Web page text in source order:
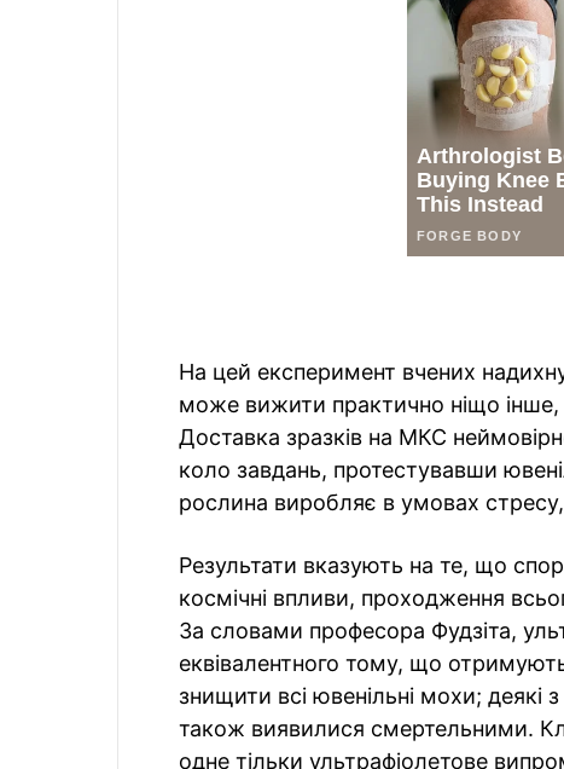
На цей експеримент вчених
може вижити практично ніщо інше,
Доставка зразків на МКС
коло завдань, протестувавши
рослина виробляє в умовах
Результати вказують на те, що
космічні впливи, проходження
За словами професора Фудзіта,
еквівалентного тому, що
знищити всі ювенільні мохи;
також виявилися смертельними.
одне тільки ультрафіолетове